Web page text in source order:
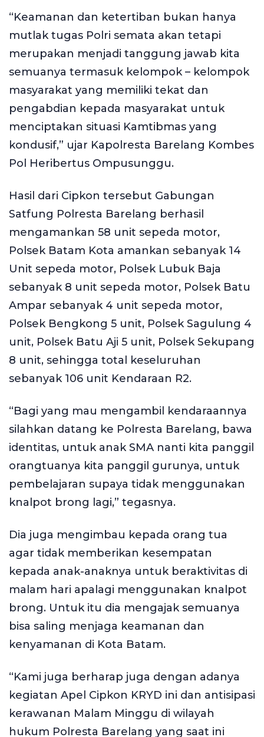
“Keamanan dan ketertiban bukan hanya
mutlak tugas Polri semata akan tetapi
merupakan menjadi tanggung jawab kita
semuanya termasuk kelompok – kelompok
masyarakat yang memiliki tekat dan
pengabdian kepada masyarakat untuk
menciptakan situasi Kamtibmas yang
kondusif,” ujar Kapolresta Barelang Kombes
Pol Heribertus Ompusunggu.
Hasil dari Cipkon tersebut Gabungan
Satfung Polresta Barelang berhasil
mengamankan 58 unit sepeda motor,
Polsek Batam Kota amankan sebanyak 14
Unit sepeda motor, Polsek Lubuk Baja
sebanyak 8 unit sepeda motor, Polsek Batu
Ampar sebanyak 4 unit sepeda motor,
Polsek Bengkong 5 unit, Polsek Sagulung 4
unit, Polsek Batu Aji 5 unit, Polsek Sekupang
8 unit, sehingga total keseluruhan
sebanyak 106 unit Kendaraan R2.
“Bagi yang mau mengambil kendaraannya
silahkan datang ke Polresta Barelang, bawa
identitas, untuk anak SMA nanti kita panggil
orangtuanya kita panggil gurunya, untuk
pembelajaran supaya tidak menggunakan
knalpot brong lagi,” tegasnya.
Dia juga mengimbau kepada orang tua
agar tidak memberikan kesempatan
kepada anak-anaknya untuk beraktivitas di
malam hari apalagi menggunakan knalpot
brong. Untuk itu dia mengajak semuanya
bisa saling menjaga keamanan dan
kenyamanan di Kota Batam.
“Kami juga berharap juga dengan adanya
kegiatan Apel Cipkon KRYD ini dan antisipasi
kerawanan Malam Minggu di wilayah
hukum Polresta Barelang yang saat ini